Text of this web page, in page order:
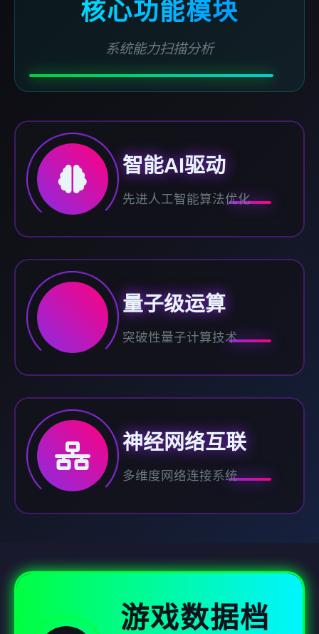
核心功能模块
系统能力扫描分析
智能AI驱动
先进人工智能算法优化
量子级运算
突破性量子计算技术
神经网络互联
多维度网络连接系统
游戏数据档